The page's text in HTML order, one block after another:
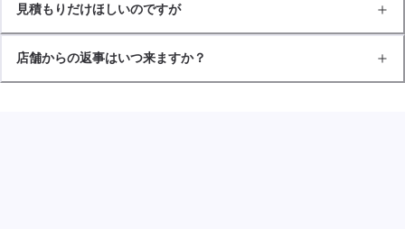
見積もりだけほしいのですが
店舗からの返事はいつ来ますか？